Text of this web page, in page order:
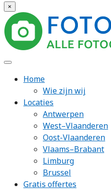
×
Home
Wie zijn wij
Locaties
Antwerpen
West–Vlaanderen
Oost-Vlaanderen
Vlaams–Brabant
Limburg
Brussel
Gratis offertes